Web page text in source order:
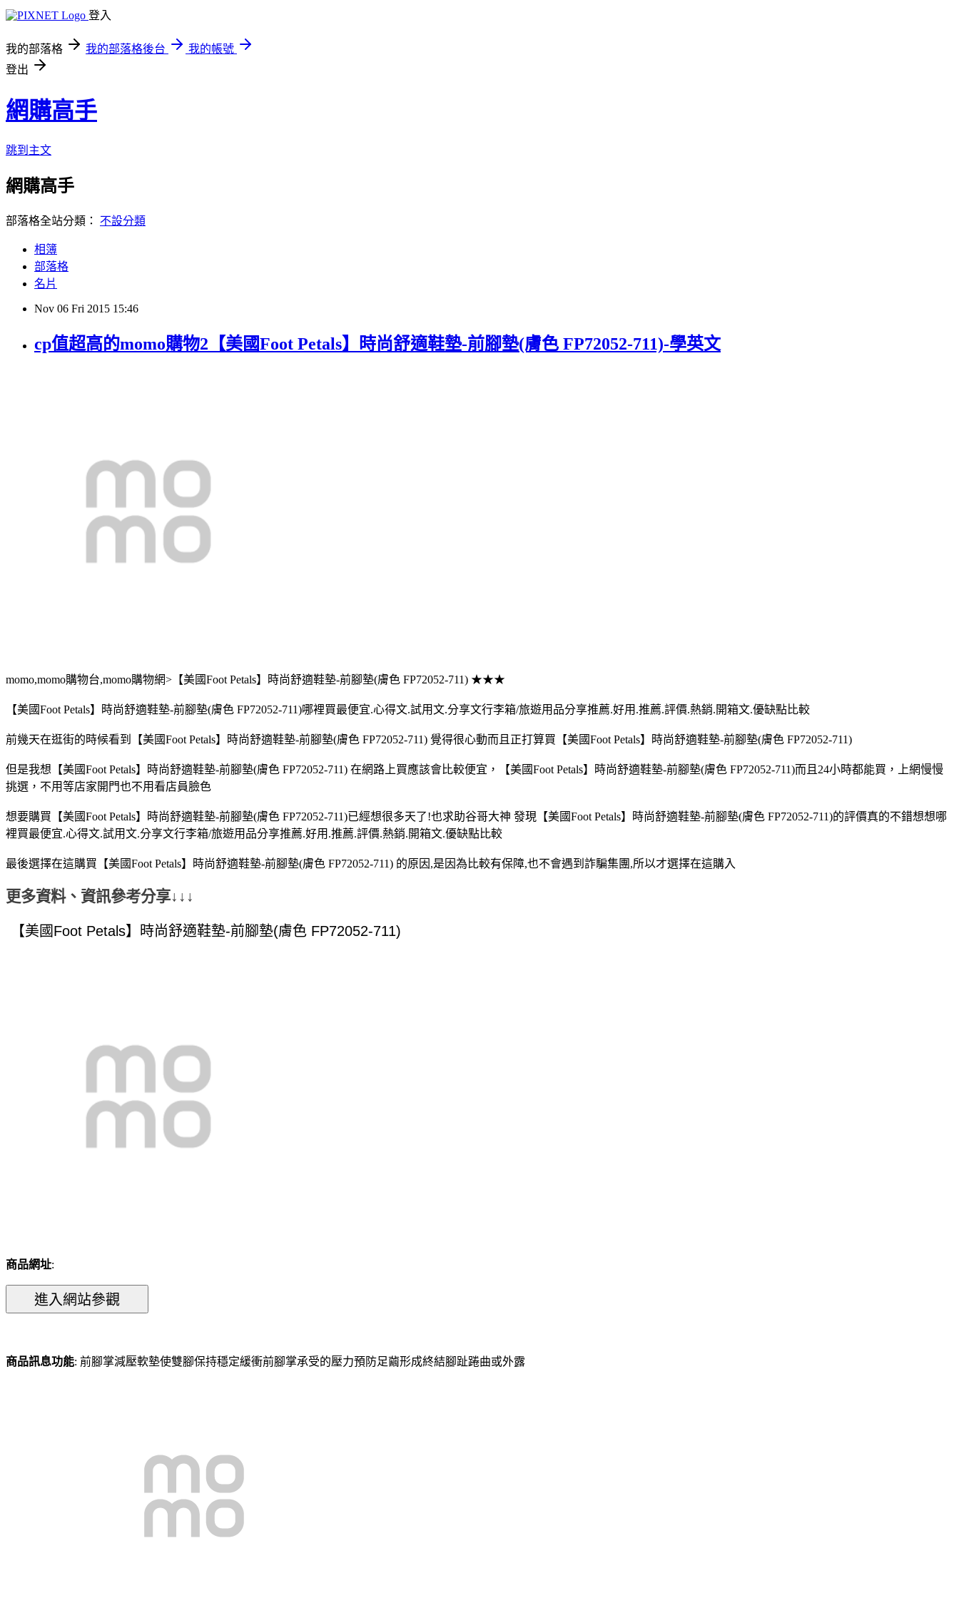
登入
我的部落格 我的部落格後台
我的帳號
登出
網購高手
跳到主文
網購高手
部落格全站分類： 不設分類
相簿
部落格
名片
Nov 06 Fri 2015 15:46
cp值超高的momo購物2【美國Foot Petals】時尚舒適鞋墊-前腳墊(膚色 FP72052-711)-學英文
momo,momo購物台,momo購物網>【美國Foot Petals】時尚舒適鞋墊-前腳墊(膚色 FP72052-711) ★★★
【美國Foot Petals】時尚舒適鞋墊-前腳墊(膚色 FP72052-711)哪裡買最便宜.心得文.試用文.分享文行李箱/旅遊用品分享推薦.好用.推薦.評價.熱銷.開箱文.優缺點比較
前幾天在逛街的時候看到【美國Foot Petals】時尚舒適鞋墊-前腳墊(膚色 FP72052-711) 覺得很心動而且正打算買【美國Foot Petals】時尚舒適鞋墊-前腳墊(膚色 FP72052-711)
但是我想【美國Foot Petals】時尚舒適鞋墊-前腳墊(膚色 FP72052-711) 在網路上買應該會比較便宜，【美國Foot Petals】時尚舒適鞋墊-前腳墊(膚色 FP72052-711)而且24小時都能買，上網慢慢
挑選，不用等店家開門也不用看店員臉色
想要購買【美國Foot Petals】時尚舒適鞋墊-前腳墊(膚色 FP72052-711)已經想很多天了!也求助谷哥大神 發現【美國Foot Petals】時尚舒適鞋墊-前腳墊(膚色 FP72052-711)的評價真的不錯想想哪
裡買最便宜.心得文.試用文.分享文行李箱/旅遊用品分享推薦.好用.推薦.評價.熱銷.開箱文.優缺點比較
最後選擇在這購買【美國Foot Petals】時尚舒適鞋墊-前腳墊(膚色 FP72052-711) 的原因,是因為比較有保障,也不會遇到詐騙集團,所以才選擇在這購入
更多資料、資訊參考分享↓↓↓
商品網址:
商品訊息功能: 前腳掌減壓軟墊使雙腳保持穩定緩衝前腳掌承受的壓力預防足繭形成終結腳趾踡曲或外露